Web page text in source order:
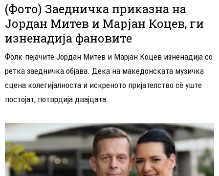
(Фото) Заедничка приказна на
Јордан Митев и Марјан Коцев, ги
изненадија фановите
Фолк-пејачите Јордан Митев и Марјан Коцев изненадија со
ретка заедничка објава. Дека на македонската музичка
сцена колегијалноста и искреното пријателство сè уште
постојат, потврдија двајцата...